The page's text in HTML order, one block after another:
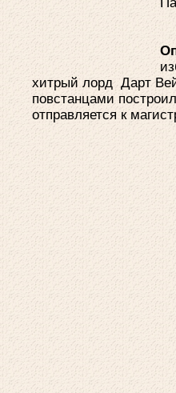
хитрый лорд Дарт
повстанцами
отправляется к